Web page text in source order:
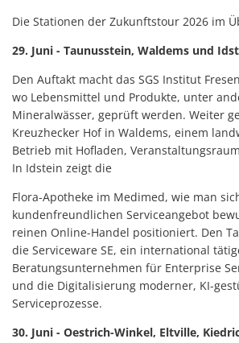
Die Stationen der Zukunftstour 2026 im
29. Juni - Taunusstein, Waldems und
Den Auftakt macht das SGS Institut
wo Lebensmittel und Produkte, unter
Mineralwässer, geprüft werden. Weiter
Kreuzhecker Hof in Waldems, einem
Betrieb mit Hofladen,
In Idstein zeigt die
Flora-Apotheke im Medimed, wie man
kundenfreundlichen Serviceangebot
reinen Online-Handel positioniert. Den
die Serviceware SE, ein international
Beratungsunternehmen für Enterprise
und die Digitalisierung moderner, KI-
Serviceprozesse.
30. Juni - Oestrich-Winkel, Eltville,